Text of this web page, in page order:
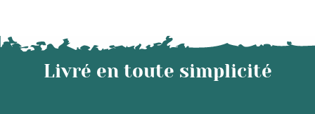
Livré en toute simplicité